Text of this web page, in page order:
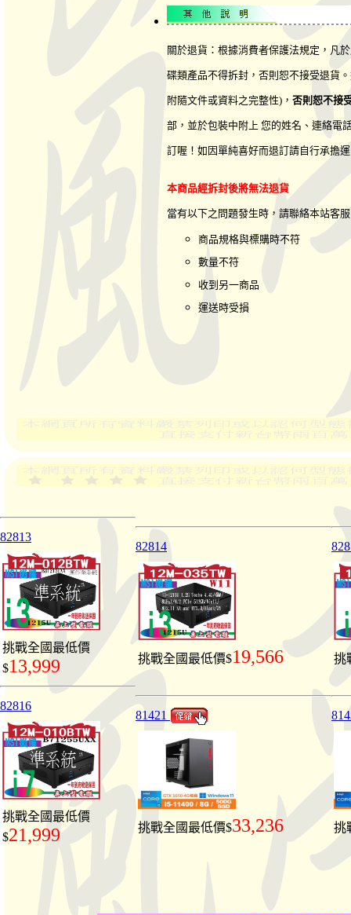
關於退貨：根據消費者保護法規定，凡
碟類產品不得拆封，否則恕不接受退貨
附隨文件或資料之完整性)， 否則恕不接
部，並於包裝中附上 您的姓名、連絡電
訂喔！如因單純喜好而退訂請自行承擔
本商品經拆封後將無法退貨
當有以下之問題發生時，請聯絡本站客
商品規格與標購時不符
數量不符
收到另一商品
運送時受損
82813
挑戰全國最低價
$13,999
82814
挑戰全國最低價$19,566 挑
82816
挑戰全國最低價
$21,999
81421
挑戰全國最低價$33,236 挑